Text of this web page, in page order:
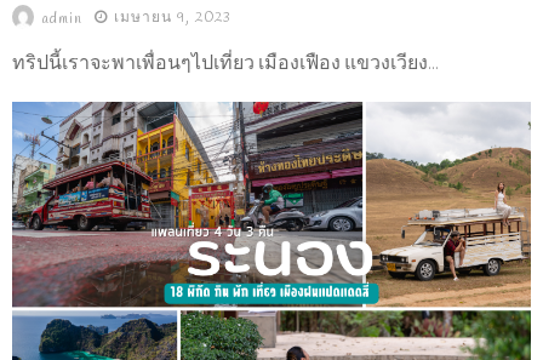
admin เมษายน 9, 2023
ทริปนี้เราจะพาเพื่อนๆไปเที่ยว เมืองเฟือง แขวงเวียง...